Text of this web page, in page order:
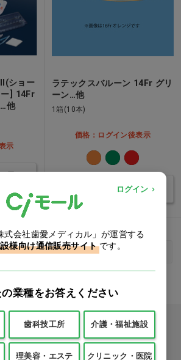
ショー
ー] 14Fr
他
示
ラテックスバルーン 14Fr グリ
ーン…他
1箱(10本)
価格：ログイン後表示
バリエーションを見る
前へ 次へ
グをご利用のお客様
カタログ請求
ログイン
式会社歯愛メディカル」が運営する
様向け通信販売サイト です。
業種をお答えください
歯科技工所 介護・福祉施設
理美容・エステ クリニック・医院